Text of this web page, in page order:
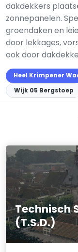
dakdekkers
zonnepanelen.
groendaken en
door lekkages,
ook door
Heel Krimpener
Wijk 05 Bergstoep
Technisch
(T.S.D.)